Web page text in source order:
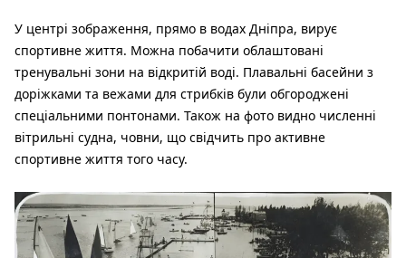
У центрі зображення, прямо в водах Дніпра, вирує
спортивне життя. Можна побачити облаштовані
тренувальні зони на відкритій воді. Плавальні басейни з
доріжками та вежами для стрибків були обгороджені
спеціальними понтонами. Також на фото видно численні
вітрильні судна, човни, що свідчить про активне
спортивне життя того часу.